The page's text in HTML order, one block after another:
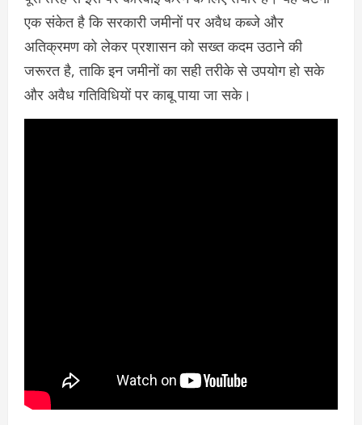
एक संकेत है कि सरकारी जमीनों पर अवैध कब्जे और
अतिक्रमण को लेकर प्रशासन को सख्त कदम उठाने की
जरूरत है, ताकि इन जमीनों का सही तरीके से उपयोग हो सके
और अवैध गतिविधियों पर काबू पाया जा सके।